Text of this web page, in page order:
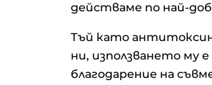
действаме по най-
Тъй като
ни, използването му
благодарение на